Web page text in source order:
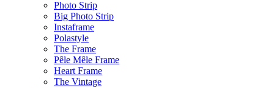
Photo Strip
Big Photo Strip
Instaframe
Polastyle
The Frame
Pêle Mêle Frame
Heart Frame
The Vintage